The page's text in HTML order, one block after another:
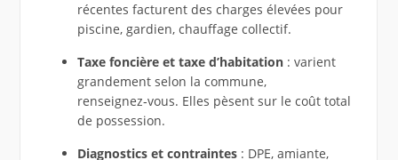
récentes facturent des charges élevées pour
piscine, gardien, chauffage collectif.
Taxe foncière et taxe d’habitation: varient
grandement selon la commune,
renseignez‑vous. Elles pèsent sur le coût total
de possession.
Diagnostics et contraintes: DPE, amiante,